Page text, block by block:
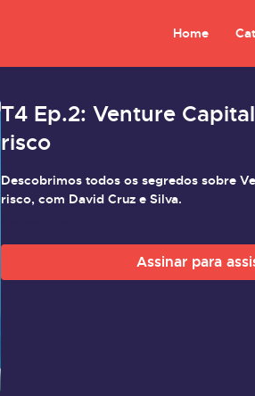
Home
T4 Ep.2: Venture
risco
Descobrimos todos os segredos sobre
risco, com David Cruz e Silva.
Assinar para